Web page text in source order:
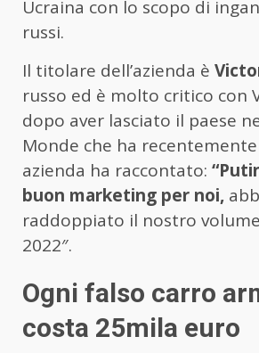
Ucraina con lo scopo di
russi.
Il titolare dell’azienda è
russo ed è molto critico con
dopo aver lasciato il paese
Monde che ha
azienda ha raccontato:
buon marketing per noi,
raddoppiato il nostro
2022″.
Ogni falso carro
costa 25mila euro